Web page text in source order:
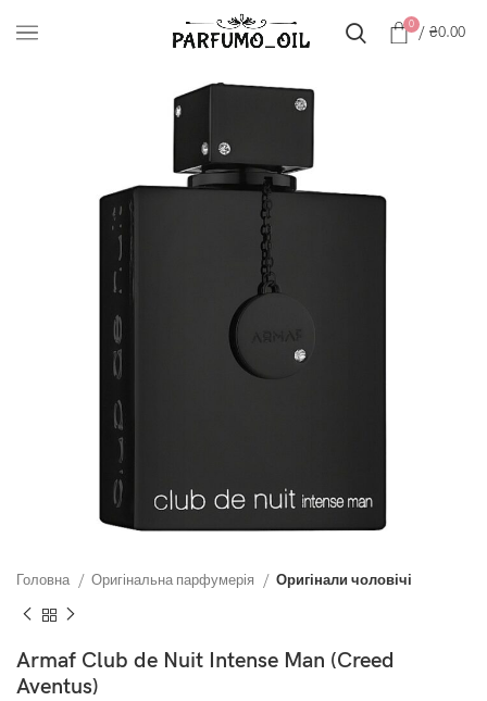
0 / ₴0.00
Головна Оригінальна парфумерія Оригінали чоловічі
Armaf Club de Nuit Intense Man (Creed
Aventus)